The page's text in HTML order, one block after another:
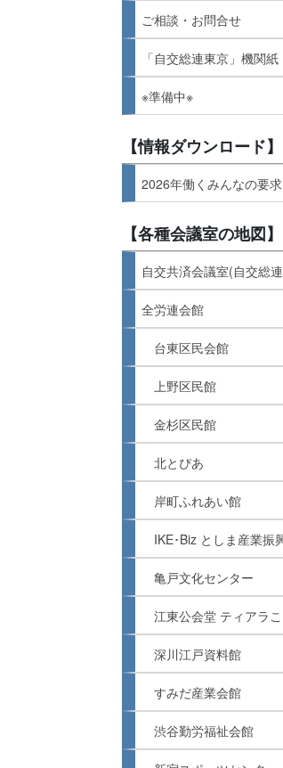
ご相談・お問合せ
「自交総連東京」機関紙
※準備中※
【情報ダウンロード】
2026年働くみんなの要
【各種会議室の地図】
自交共済会議室(自交総
全労連会館
台東区民会館
上野区民館
金杉区民館
北とぴあ
岸町ふれあい館
IKE･Biz としま産業振
亀戸文化センター
江東公会堂 ティアラ
深川江戸資料館
すみだ産業会館
渋谷勤労福祉会館